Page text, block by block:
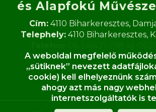
és Alapfokú
Cím: 4110 Biharkeresztes,
Telephely:4110 Biharkeresztes,
Fax:06-54/431-258
E-mail:
OM:062933
A weboldal megfelelő
„sütiknek” nevezett
cookie) kell elhelyeznünk
ahogy azt más nagy
internetszolgáltatók is